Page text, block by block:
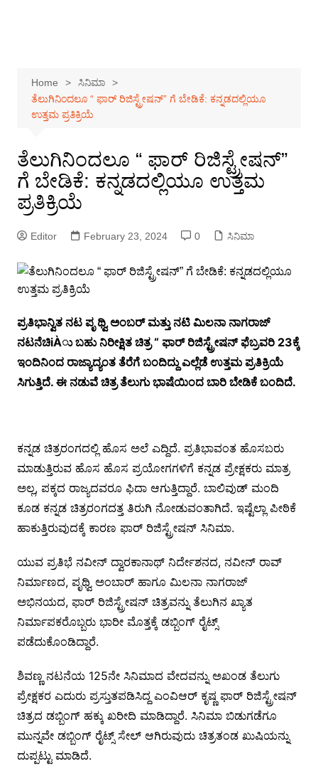
Home
ಸಿನಿಮಾ
ತೆಲುಗಿನಿಂದಲೂ “ ಫಾರ್ ರಿಜಿಸ್ಟ್ರೇಷನ್” ಗೆ ಬೇಡಿಕೆ: ಕನ್ನಡದಲ್ಲಿಯೂ
ಉತ್ತಮ ಪ್ರತಿಕ್ರಿಯೆ
ತೆಲುಗಿನಿಂದಲೂ “ ಫಾರ್ ರಿಜಿಸ್ಟ್ರೇಷನ್”
ಗೆ ಬೇಡಿಕೆ: ಕನ್ನಡದಲ್ಲಿಯೂ ಉತ್ತಮ
ಪ್ರತಿಕ್ರಿಯೆ
Editor February 23, 2024 0 ಸಿನಿಮಾ
ಪ್ರತಿಭಾನ್ವಿತ ನಟ ಪೃ ಥ್ವಿ ಅಂಬರ್ ಮತ್ತು ನಟಿ ಮಿಲನಾ ನಾಗರಾಜ್
ನಟನೆಚಿiÀು ಬಹು ನಿರೀಕ್ಷಿತ ಚಿತ್ರ “ ಫಾರ್ ರಿಜಿಸ್ಟ್ರೇಷನ್ ಫೆಬ್ರವರಿ 23ಕ್ಕೆ
ಇಂದಿನಿಂದ ರಾಜ್ಯಾದ್ಯಂತ ತೆರೆಗೆ ಬಂದಿದ್ದು ಎಲ್ಲೆಡೆ ಉತ್ತಮ ಪ್ರತಿಕ್ರಿಯೆ
ಸಿಗುತ್ತಿದೆ. ಈ ನಡುವೆ ಚಿತ್ರ ತೆಲುಗು ಭಾಷೆಯಿಂದ ಬಾರಿ ಬೇಡಿಕೆ ಬಂದಿದೆ.
ಕನ್ನಡ ಚಿತ್ರರಂಗದಲ್ಲಿ ಹೊಸ ಅಲೆ ಎದ್ದಿದೆ. ಪ್ರತಿಭಾವಂತ ಹೊಸಬರು
ಮಾಡುತ್ತಿರುವ ಹೊಸ ಹೊಸ ಪ್ರಯೋಗಗಳಿಗೆ ಕನ್ನಡ ಪ್ರೇಕ್ಷಕರು ಮಾತ್ರ
ಅಲ್ಲ, ಪಕ್ಕದ ರಾಜ್ಯದವರೂ ಫಿದಾ ಆಗುತ್ತಿದ್ದಾರೆ. ಬಾಲಿವುಡ್ ಮಂದಿ
ಕೂಡ ಕನ್ನಡ ಚಿತ್ರರಂಗದತ್ತ ತಿರುಗಿ ನೋಡುವಂತಾಗಿದೆ. ಇಷ್ಟೆಲ್ಲಾ ಪೀಠಿಕೆ
ಹಾಕುತ್ತಿರುವುದಕ್ಕೆ ಕಾರಣ ಫಾರ್ ರಿಜಿಸ್ಟ್ರೇಷನ್ ಸಿನಿಮಾ.
ಯುವ ಪ್ರತಿಭೆ ನವೀನ್ ದ್ವಾರಕಾನಾಥ್ ನಿರ್ದೇಶನದ, ನವೀನ್ ರಾವ್
ನಿರ್ಮಾಣದ, ಪೃಥ್ವಿ ಅಂಬಾರ್ ಹಾಗೂ ಮಿಲನಾ ನಾಗರಾಜ್
ಅಭಿನಯದ, ಫಾರ್ ರಿಜಿಸ್ಟ್ರೇಷನ್ ಚಿತ್ರವನ್ನು ತೆಲುಗಿನ ಖ್ಯಾತ
ನಿರ್ಮಾಪಕರೊಬ್ಬರು ಭಾರೀ ಮೊತ್ತಕ್ಕೆ ಡಬ್ಬಿಂಗ್ ರೈಟ್ಸ್
ಪಡೆದುಕೊಂಡಿದ್ದಾರೆ.
ಶಿವಣ್ಣ ನಟನೆಯ 125ನೇ ಸಿನಿಮಾದ ವೇದವನ್ನು ಅಖಂಡ ತೆಲುಗು
ಪ್ರೇಕ್ಷಕರ ಎದುರು ಪ್ರಸ್ತುತಪಡಿಸಿದ್ದ ಎಂವಿಆರ್ ಕೃಷ್ಣ ಫಾರ್ ರಿಜಿಸ್ಟ್ರೇಷನ್
ಚಿತ್ರದ ಡಬ್ಬಿಂಗ್ ಹಕ್ಕು ಖರೀದಿ ಮಾಡಿದ್ದಾರೆ. ಸಿನಿಮಾ ಬಿಡುಗಡೆಗೂ
ಮುನ್ನವೇ ಡಬ್ಬಿಂಗ್ ರೈಟ್ಸ್ ಸೇಲ್ ಆಗಿರುವುದು ಚಿತ್ರತಂಡ ಖುಷಿಯನ್ನು
ದುಪ್ಪಟ್ಟು ಮಾಡಿದೆ.